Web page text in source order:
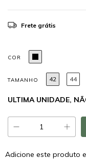
Frete grátis
COR
TAMANHO 42 44
ULTIMA UNIDADE,
Adicione este produto e